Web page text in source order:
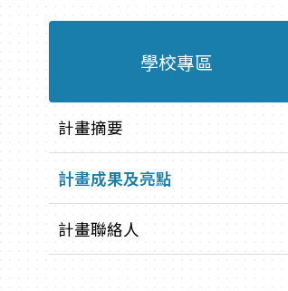
學校專區
計畫摘要
計畫成果及亮點
計畫聯絡人